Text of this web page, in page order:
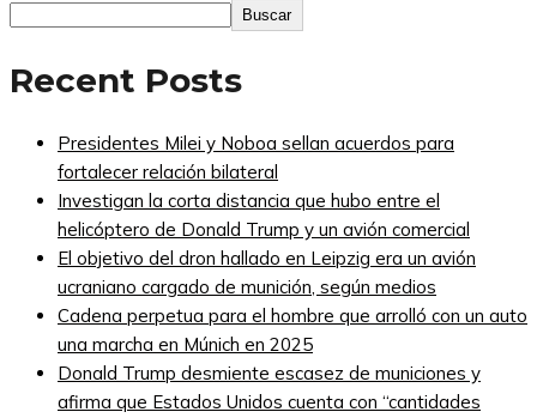
Buscar
Recent Posts
Presidentes Milei y Noboa sellan acuerdos para
fortalecer relación bilateral
Investigan la corta distancia que hubo entre el
helicóptero de Donald Trump y un avión comercial
El objetivo del dron hallado en Leipzig era un avión
ucraniano cargado de munición, según medios
Cadena perpetua para el hombre que arrolló con un auto
una marcha en Múnich en 2025
Donald Trump desmiente escasez de municiones y
afirma que Estados Unidos cuenta con “cantidades